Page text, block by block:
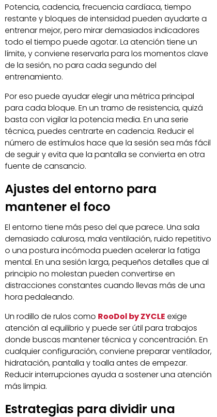
Potencia, cadencia, frecuencia cardíaca, tiempo
restante y bloques de intensidad pueden ayudarte a
entrenar mejor, pero mirar demasiados indicadores
todo el tiempo puede agotar. La atención tiene un
límite, y conviene reservarla para los momentos clave
de la sesión, no para cada segundo del
entrenamiento.
Por eso puede ayudar elegir una métrica principal
para cada bloque. En un tramo de resistencia, quizá
basta con vigilar la potencia media. En una serie
técnica, puedes centrarte en cadencia. Reducir el
número de estímulos hace que la sesión sea más fácil
de seguir y evita que la pantalla se convierta en otra
fuente de cansancio.
Ajustes del entorno para
mantener el foco
El entorno tiene más peso del que parece. Una sala
demasiado calurosa, mala ventilación, ruido repetitivo
o una postura incómoda pueden acelerar la fatiga
mental. En una sesión larga, pequeños detalles que al
principio no molestan pueden convertirse en
distracciones constantes cuando llevas más de una
hora pedaleando.
Un rodillo de rulos como RooDol by ZYCLE exige
atención al equilibrio y puede ser útil para trabajos
donde buscas mantener técnica y concentración. En
cualquier configuración, conviene preparar ventilador,
hidratación, pantalla y toalla antes de empezar.
Reducir interrupciones ayuda a sostener una atención
más limpia.
Estrategias para dividir una